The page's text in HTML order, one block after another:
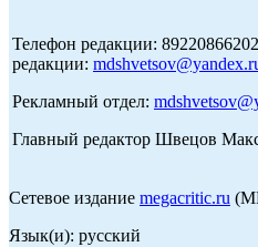
Телефон редакции:
редакции:
Рекламный отдел:
Главный редактор Швецов
Сетевое издание megacritic.ru
Язык(и): русский